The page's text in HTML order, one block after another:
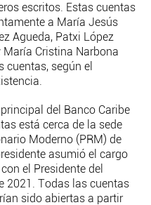
escritos. Estas cuentas
a María Jesús
Agueda, Patxi López
María Cristina Narbona
cuentas, según el
del Banco Caribe
está cerca de la sede
Moderno (PRM) de
asumió el cargo
el Presidente del
2021. Todas las cuentas
sido abiertas a partir